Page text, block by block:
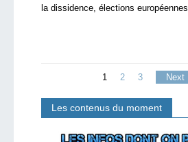
la dissidence, élections
1 2 3 Next
Les contenus du moment